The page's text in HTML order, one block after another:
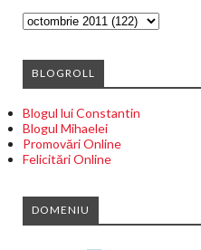
BLOGROLL
Blogul lui Constantin
Blogul Mihaelei
Promovări Online
Felicitări Online
DOMENIU